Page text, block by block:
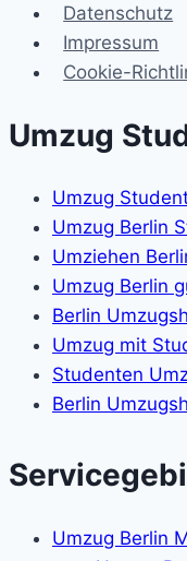
Datenschutz
Impressum
Cookie-
Umzug
Umzug
Umzug Berlin
Umziehen
Umzug Berlin
Berlin
Umzug mit
Studenten
Berlin
Umzug Berlin